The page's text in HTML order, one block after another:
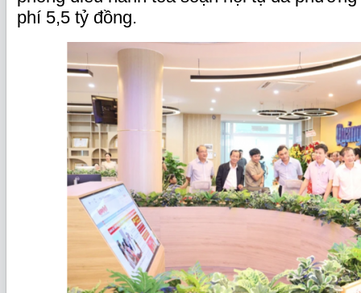
phí 5,5 tỷ đồng.